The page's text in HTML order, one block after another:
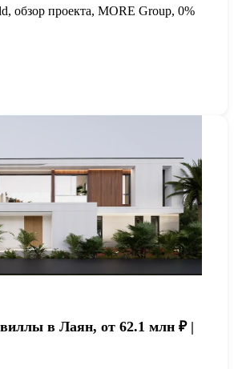
обзор проекта, MORE Group, 0%
в Лаян, от 62.1 млн ₽ |